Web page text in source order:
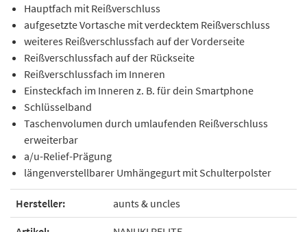
Hauptfach mit Reißverschluss
aufgesetzte Vortasche mit verdecktem Reißverschluss
weiteres Reißverschlussfach auf der Vorderseite
Reißverschlussfach auf der Rückseite
Reißverschlussfach im Inneren
Einsteckfach im Inneren z. B. für dein Smartphone
Schlüsselband
Taschenvolumen durch umlaufenden Reißverschluss
erweiterbar
a/u-Relief-Prägung
längenverstellbarer Umhängegurt mit Schulterpolster
Hersteller: aunts & uncles